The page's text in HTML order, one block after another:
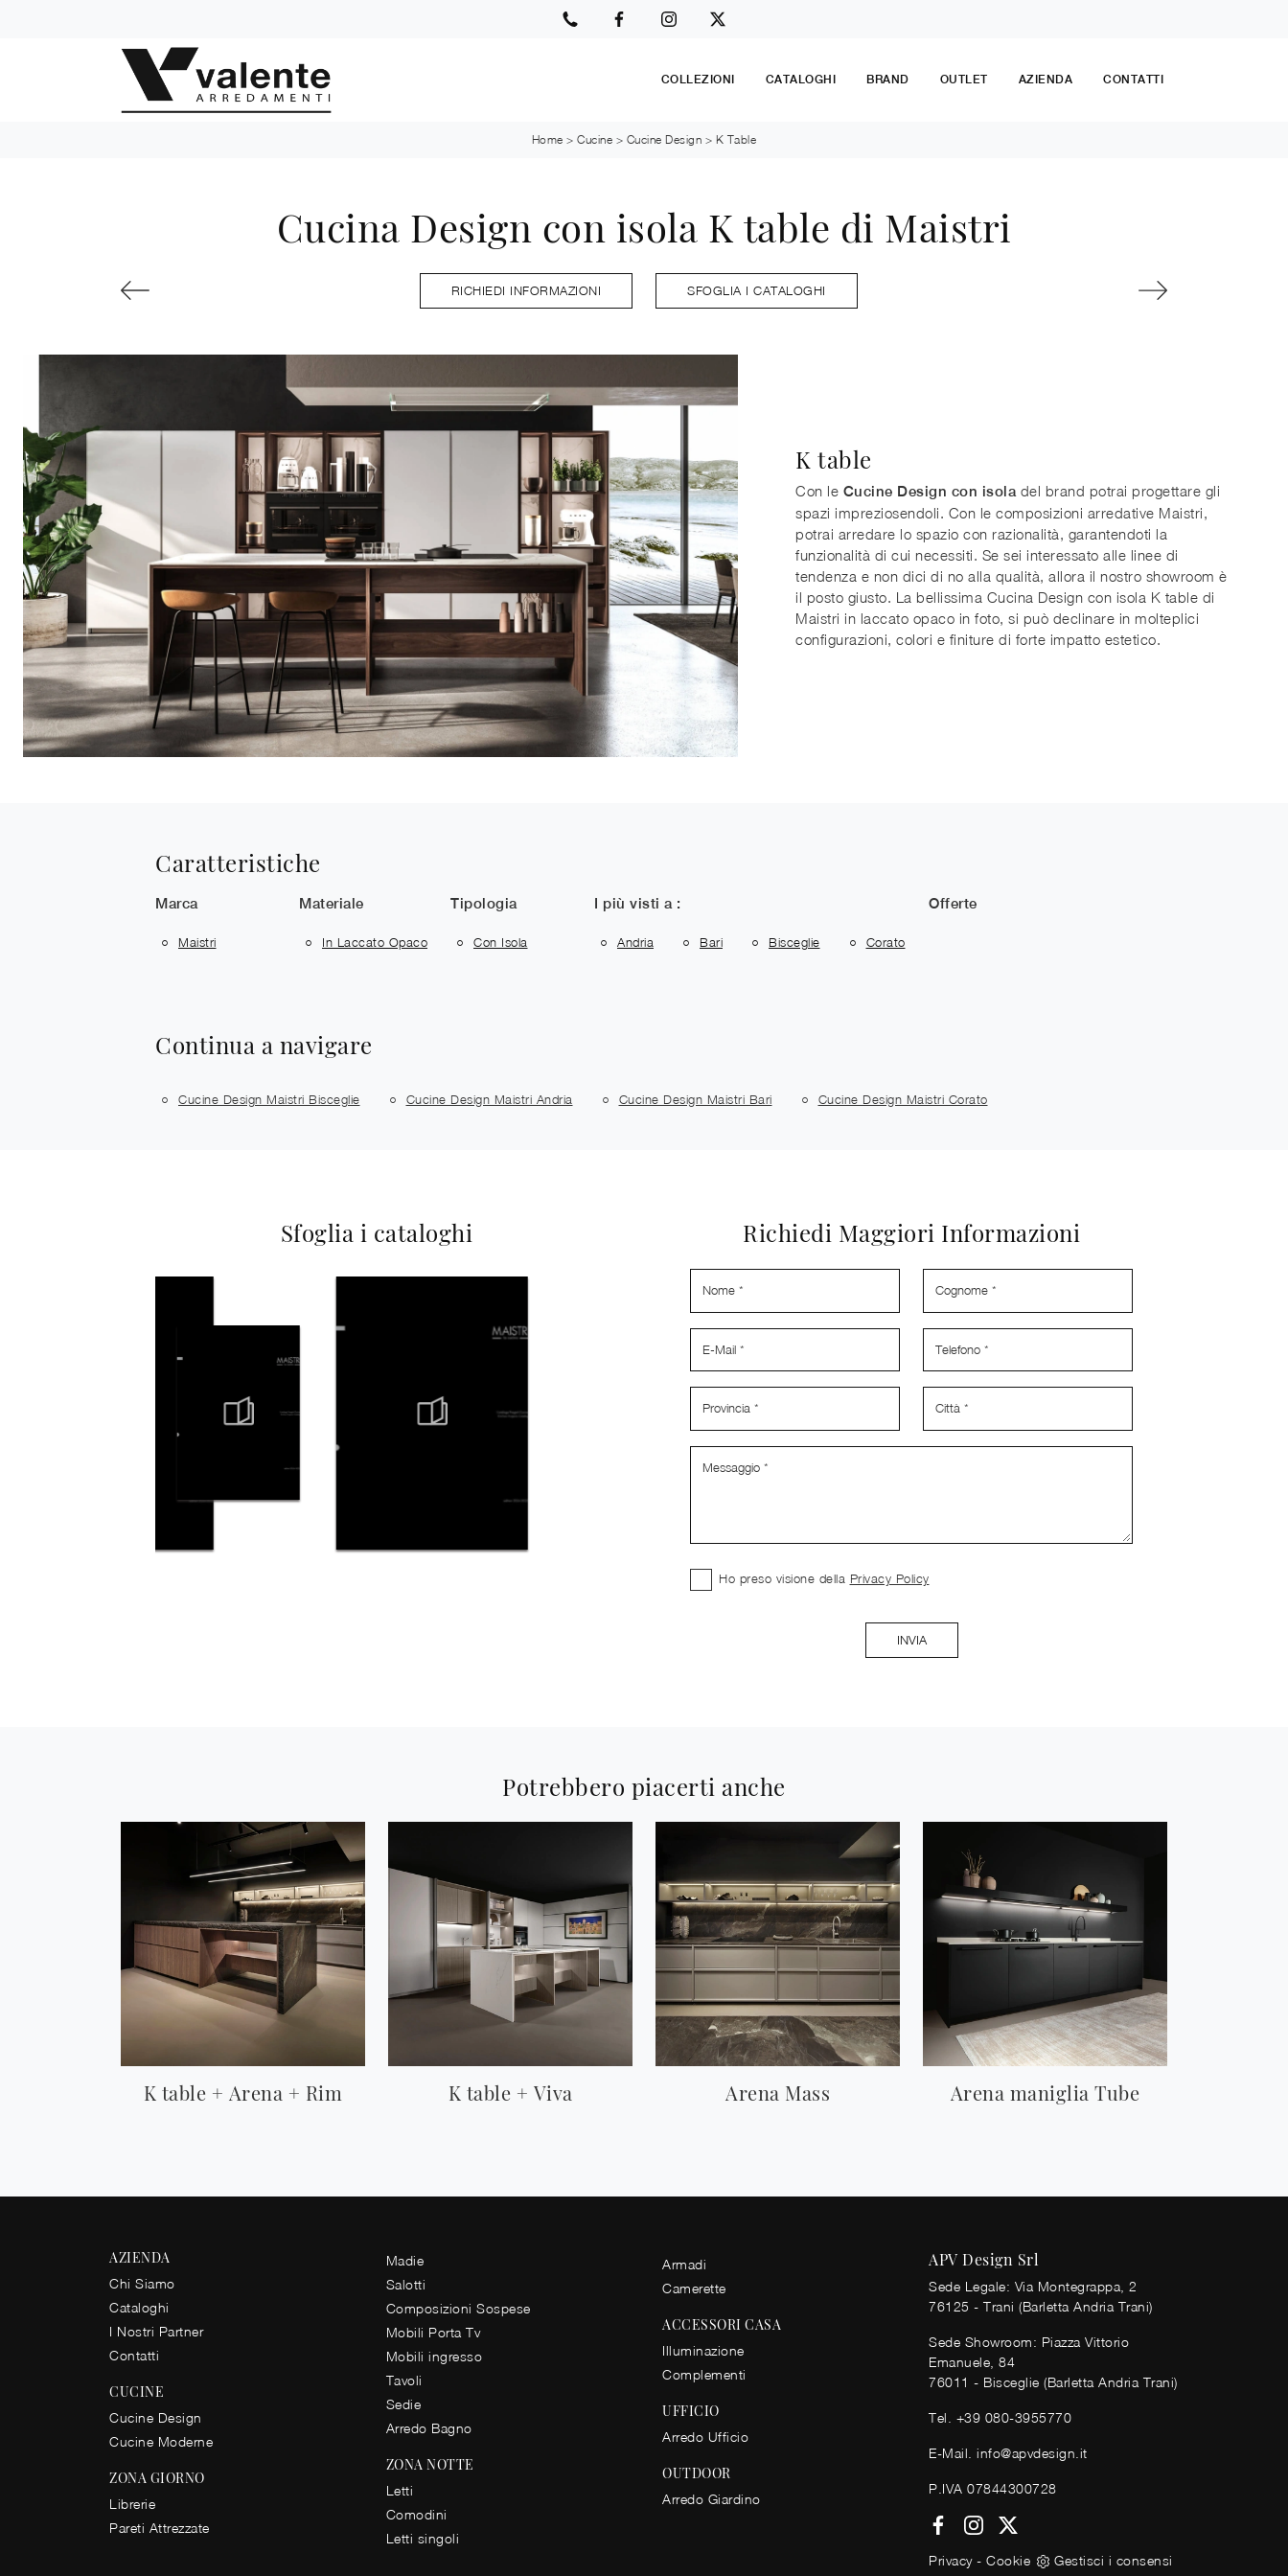
COLLEZIONI CATALOGHI BRAND OUTLET AZIENDA CONTATTI
Home >Cucine > Cucine Design > K Table
Cucina Design con isola K table di Maistri
RICHIEDI INFORMAZIONI SFOGLIA I CATALOGHI
K table
Con le Cucine Design con isola del brand potrai progettare gli
spazi impreziosendoli. Con le composizioni arredative Maistri,
potrai arredare lo spazio con razionalità, garantendoti la
funzionalità di cui necessiti. Se sei interessato alle linee di
tendenza e non dici di no alla qualità, allora il nostro showroom è
il posto giusto. La bellissima Cucina Design con isola K table di
Maistri in laccato opaco in foto, si può declinare in molteplici
configurazioni, colori e finiture di forte impatto estetico.
Caratteristiche
Marca
Maistri
Materiale
In Laccato Opaco
Tipologia
Con Isola
I più visti a :
Andria Bari Bisceglie Corato
Offerte
Continua a navigare
Cucine Design Maistri Bisceglie Cucine Design Maistri Andria Cucine Design Maistri Bari Cucine Design Maistri Corato
Sfoglia i cataloghi Richiedi Maggiori Informazioni
Ho preso visione della Privacy Policy
INVIA
Potrebbero piacerti anche
K table + Arena + Rim K table + Viva Arena Mass Arena maniglia Tube
AZIENDA
Chi Siamo
Cataloghi
I Nostri Partner
Contatti
CUCINE
Cucine Design
Cucine Moderne
ZONA GIORNO
Librerie
Pareti Attrezzate
Madie
Salotti
Composizioni Sospese
Mobili Porta Tv
Mobili ingresso
Tavoli
Sedie
Arredo Bagno
ZONA NOTTE
Letti
Comodini
Letti singoli
Armadi
Camerette
ACCESSORI CASA
Illuminazione
Complementi
UFFICIO
Arredo Ufficio
OUTDOOR
Arredo Giardino
APV Design Srl
Sede Legale: Via Montegrappa, 2
76125 - Trani (Barletta Andria Trani)
Sede Showroom: Piazza Vittorio
Emanuele, 84
76011 - Bisceglie (Barletta Andria Trani)
Tel. +39 080-3955770
E-Mail. info@apvdesign.it
P.IVA 07844300728
Privacy- Cookie Gestisci i consensi